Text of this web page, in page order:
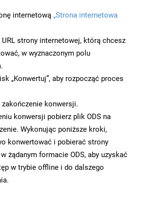
internetową „Strona internetowa
URL strony internetowej, którą chcesz
w wyznaczonym polu
„Konwertuj”, aby rozpocząć proces
zakończenie konwersji.
konwersji pobierz plik ODS na
Wykonując poniższe kroki,
konwertować i pobierać strony
żądanym formacie ODS, aby uzyskać
w trybie offline i do dalszego